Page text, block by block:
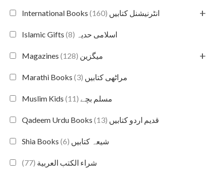
International Books انٹرنیشنل کتابیں (160) +
Islamic Gifts اسلامی حدیہ (8)
Magazines میگزین (128) +
Marathi Books مراٹھی کتابیں (3)
Muslim Kids مسلم بچے (11)
Qadeem Urdu Books قدیم اردو کتابیں (13)
Shia Books شیعہ کتابیں (6)
شراء الكتب العربية (77)